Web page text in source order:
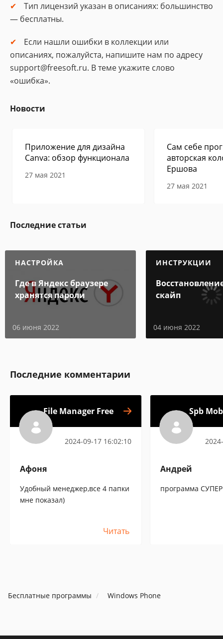
Тип лицензий указан в описаниях: большинство
— бесплатны.
Если нашли ошибки в коллекции или
описаниях, пожалуйста, напишите нам по адресу
support@freesoft.ru. В теме укажите слово
«ошибка».
Новости
Приложение для дизайна
Canva: обзор функционала
27 мая 2021
Сам себе
авторская
Ершова
27 мая 2021
Последние статьи
НАСТРОЙКА
Где в Яндекс браузере
хранятся пароли
06 июня 2022
ИНСТРУКЦИИ
скайп
04 июня 2022
Последние комментарии
File Manager Free
2024-09-17 16:02:10
Афоня
Удобный менеджер,все 4 папки
мне показал)
Читать
Spb
Андрей
программа СУПЕР
Бесплатные программы Windows Phone